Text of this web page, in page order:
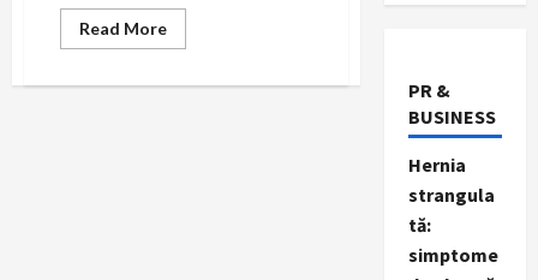
Read MoreRead
more
solară
PR &
BUSINESS
Hernia
strangula
tă:
simptome